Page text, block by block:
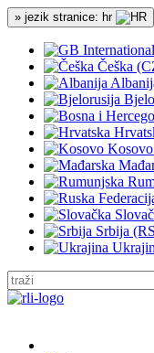
» jezik stranice: hr
Češka
Srbija